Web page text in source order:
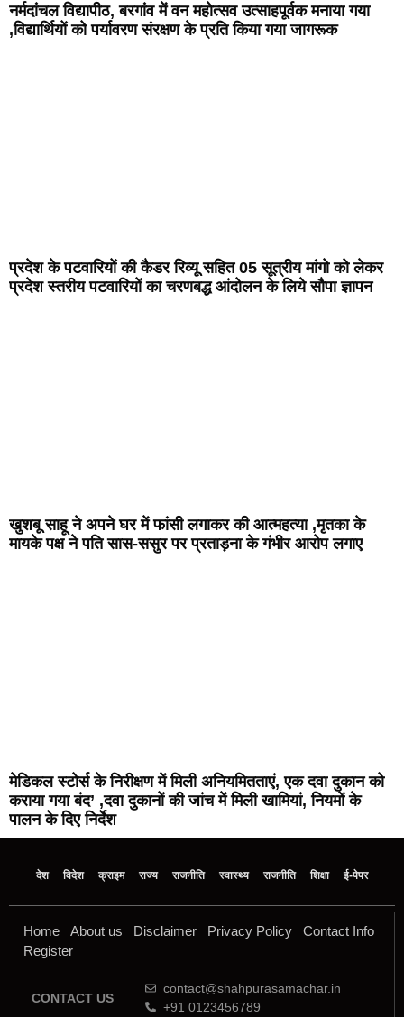
नर्मदांचल विद्यापीठ, बरगांव में वन महोत्सव उत्साहपूर्वक मनाया गया
,विद्यार्थियों को पर्यावरण संरक्षण के प्रति किया गया जागरूक
प्रदेश के पटवारियों की कैडर रिव्यू सहित 05 सूत्रीय मांगो को लेकर
प्रदेश स्तरीय पटवारियों का चरणबद्ध आंदोलन के लिये सौपा ज्ञापन
खुशबू साहू ने अपने घर में फांसी लगाकर की आत्महत्या ,मृतका के
मायके पक्ष ने पति सास-ससुर पर प्रताड़ना के गंभीर आरोप लगाए
मेडिकल स्टोर्स के निरीक्षण में मिली अनियमितताएं, एक दवा दुकान को
कराया गया बंद’ ,दवा दुकानों की जांच में मिली खामियां, नियमों के
पालन के दिए निर्देश
देश विदेश क्राइम राज्य राजनीति स्वास्थ्य राजनीति शिक्षा ई-पेपर
Home About us Disclaimer Privacy Policy
Contact Info
Register
CONTACT US
contact@shahpurasamachar.in
+91 0123456789